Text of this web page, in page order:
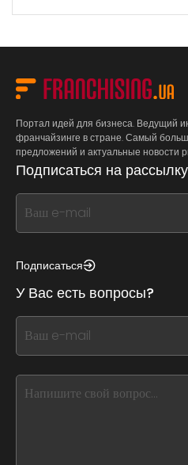
Портал идей для бизнеса. Ведущий
франчайзинге в стране. Самый
предложений и актуальные новости
Подписаться на рассылку
If
you
this,
this
form
field
blank
Подписаться
У Вас есть вопросы?
If
you
this,